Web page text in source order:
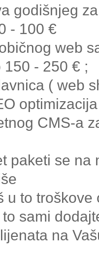
godišnjeg
- 100 €
web
- 250 € ;
( web
CMS-a
paketi se na
u to
sami
na